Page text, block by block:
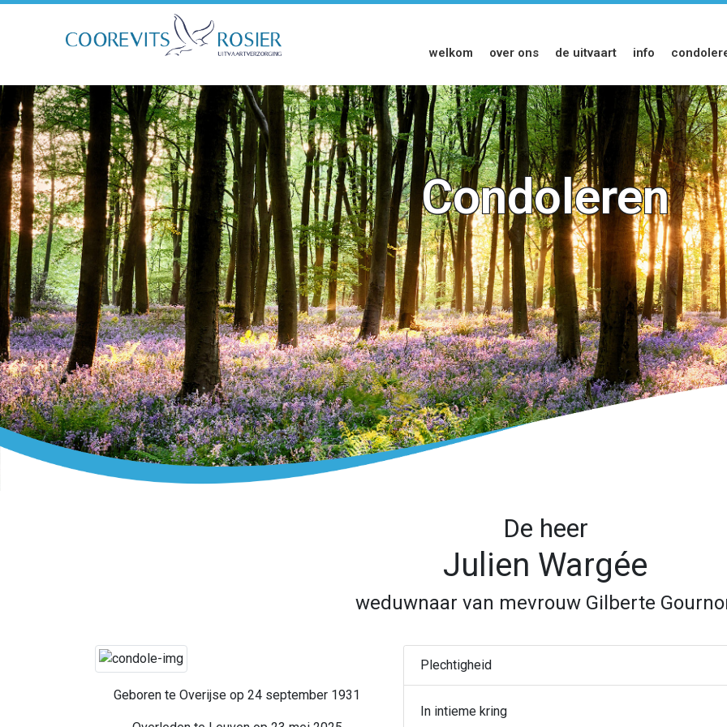
welkom over ons de uitvaart info
Condoleren
De heer
Julien Wargée
weduwnaar van mevrouw Gilberte
Geboren te Overijse op 24 september 1931
Plechtigheid
In intieme kring